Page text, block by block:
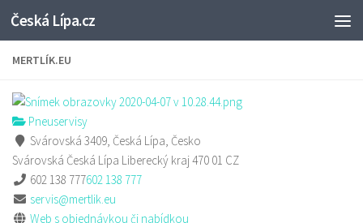
Skip to content
Česká Lípa.cz
MERTLÍK.EU
Pneuservisy
Svárovská 3409, Česká Lípa, Česko
Svárovská Česká Lípa Liberecký kraj470 01 CZ
602 138 777602 138 777
servis@mertlik.eu
Web s objednávkou či nabídkou